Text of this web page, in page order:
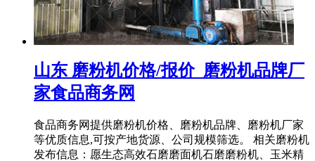
山东 磨粉机价格/报价_磨粉机品牌厂
家食品商务网
食品商务网提供磨粉机价格、磨粉机品牌、磨粉机厂家
等优质信息,可按产地货源、公司规模筛选。 相关磨粉机
发布信息：愿生态高效石磨磨面机石磨磨粉机、玉米精